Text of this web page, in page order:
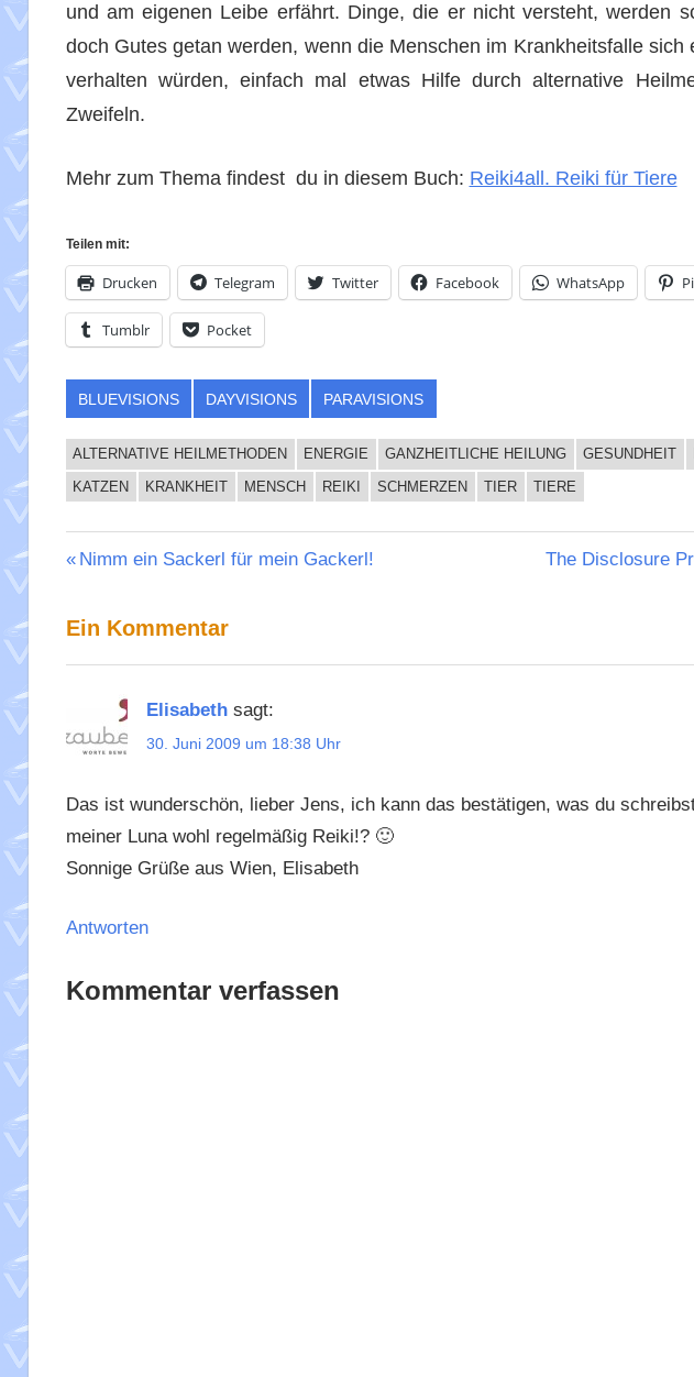
und am eigenen Leibe erfährt. Dinge, die er nicht versteht, werden
doch Gutes getan werden, wenn die Menschen im Krankheitsfalle sich
verhalten würden, einfach mal etwas Hilfe durch alternative
Zweifeln.
Mehr zum Thema findest du in diesem Buch: Reiki4all. Reiki für Tiere
Teilen mit:
Drucken Telegram Twitter Facebook WhatsApp
Tumblr Pocket
BLUEVISIONS DAYVISIONS PARAVISIONS
ALTERNATIVE HEILMETHODEN ENERGIE GANZHEITLICHE HEILUNG GESUNDHEIT
KATZEN
KRANKHEIT MENSCH REIKI SCHMERZEN TIER TIERE
Beitragsnavigation
Vorheriger
Nimm ein Sackerl für mein Gackerl!
Nächster
The Disclosure
Ein Kommentar
Elisabeth sagt:
30. Juni 2009 um 18:38 Uhr
Das ist wunderschön, lieber Jens, ich kann das bestätigen, was du
meiner Luna wohl regelmäßig Reiki!? 🙂
Sonnige Grüße aus Wien, Elisabeth
Antworten
Kommentar verfassen